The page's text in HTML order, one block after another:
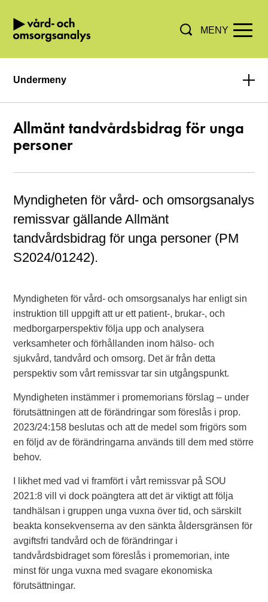
Hoppa direkt till innehållet.
MENY
Undermeny
Allmänt tandvårdsbidrag för unga
personer
Myndigheten för vård- och omsorgsanalys
remissvar gällande Allmänt
tandvårdsbidrag för unga personer (PM
S2024/01242).
Myndigheten för vård- och omsorgsanalys har enligt sin
instruktion till uppgift att ur ett patient-, brukar-, och
medborgarperspektiv följa upp och analysera
verksamheter och förhållanden inom hälso- och
sjukvård, tandvård och omsorg. Det är från detta
perspektiv som vårt remissvar tar sin utgångspunkt.
Myndigheten instämmer i promemorians förslag – under
förutsättningen att de förändringar som föreslås i prop.
2023/24:158 beslutas och att de medel som frigörs som
en följd av de förändringarna används till dem med större
behov.
I likhet med vad vi framfört i vårt remissvar på SOU
2021:8 vill vi dock poängtera att det är viktigt att följa
tandhälsan i gruppen unga vuxna över tid, och särskilt
beakta konsekvenserna av den sänkta åldersgränsen för
avgiftsfri tandvård och de förändringar i
tandvårdsbidraget som föreslås i promemorian, inte
minst för unga vuxna med svagare ekonomiska
förutsättningar.